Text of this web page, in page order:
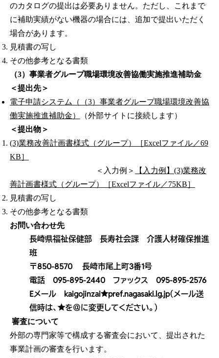
のカタログの提出は必要ありません。ただし、これまで
に補助実績がない機器の場合には、追加で提出いただく
場合があります。
見積書の写し
その他参考となる書類
（3）事業者グループ職場環境改善協働実施推進補助金
＜提出先＞
電子申請システム（（3）事業者グループ職場環境改善協
働実施推進補助金）
（外部サイトに接続します）
＜提出物＞
(3)業務改善計画書様式（グループ）［Excelファイル／69
KB］
＜入力例＞
【入力例】(3)業務改
善計画書様式（グループ）［Excelファイル／75KB］
見積書の写し
その他参考となる書類
お問い合わせ先
長崎県福祉保健部 長寿社会課 介護人材確保推進
班
〒850-8570 長崎市尾上町3番1号
電話 095-895-2440 ファックス 095-895-2576
Eメール kaigojinzai★pref.nagasaki.lg.jp（メール送
信時は、★を＠に変更してください。）
審査について
外部の専門家等で構成する審査会において、提出された
事業計画の審査を行います。